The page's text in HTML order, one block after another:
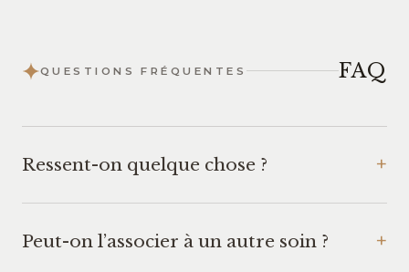
QUESTIONS FRÉQUENTES FAQ
Ressent-on quelque chose ?
Peut-on l’associer à un autre soin ?